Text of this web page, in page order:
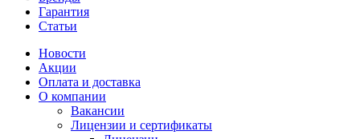
Гарантия
Статьи
Новости
Акции
Оплата и доставка
О компании
Вакансии
Лицензии и сертификаты